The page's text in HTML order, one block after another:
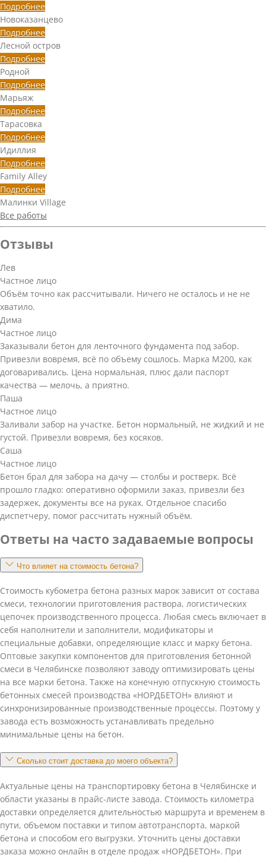
Подробнее
Новоказанцево
Подробнее
Лесной остров
Подробнее
Родной
Подробнее
Марьяж
Подробнее
Тарасовка
Подробнее
Идиллия
Подробнее
Family Alley
Подробнее
Малинки Village
Все работы
Отзывы
Лев
Частное лицо
Объём точно как рассчитывали. Ничего не осталось и не не
хватило.
Дима
Частное лицо
Заказывали бетон для ленточного фундамента под забор.
Привезли вовремя, всё по объему сошлось. Марка М200, как
договаривались. Цена нормальная, плюс дали паспорт
качества — мелочь, а приятно.
Паша
Частное лицо
Заливали забор на участке. Бетон нормальный, не жидкий и не
густой. Привезли вовремя, без косяков.
Саша
Частное лицо
Бетон брал для забора на дачу — столбы и ростверк. Всё
прошло гладко: оперативно оформили заказ, привезли без
задержек, документы все на руках. Отдельное спасибо
диспетчеру, помог рассчитать нужный объём.
Ответы на часто задаваемые вопросы
Что влияет на стоимость бетона?
Стоимость кубометра бетона разных марок зависит от состава
смеси, технологии приготовления раствора, логистических
цепочек производственного процесса. Любая смесь включает в
себя наполнители и заполнители, модификаторы и
специальные добавки, определяющие класс и марку бетона.
Оптовые закупки компонентов для приготовления бетонной
смеси в Челябинске позволяют заводу оптимизировать цены
на все марки бетона. Также на конечную отпускную стоимость
бетонных смесей производства «НОРДБЕТОН» влияют и
синхронизированные производственные процессы. Поэтому у
завода есть возможность устанавливать предельно
минимальные цены на бетон.
Сколько стоит доставка до моего объекта?
Актуальные цены на транспортировку бетона в Челябинске и
области указаны в прайс-листе завода. Стоимость километра
доставки определяется длительностью маршрута и временем в
пути, объемом поставки и типом автотранспорта, маркой
бетона и способом его выгрузки. Уточнить цены доставки
заказа можно онлайн в отделе продаж «НОРДБЕТОН». При